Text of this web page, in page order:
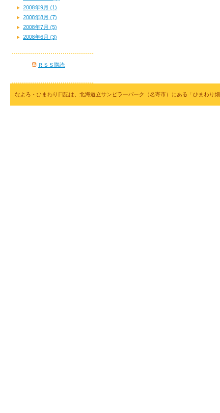
2008年9月 (1)
2008年8月 (7)
2008年7月 (5)
2008年6月 (3)
ＲＳＳ購読
なよろ・ひまわり日記は、北海道立サンピラーパーク（名寄市）にある「ひまわり